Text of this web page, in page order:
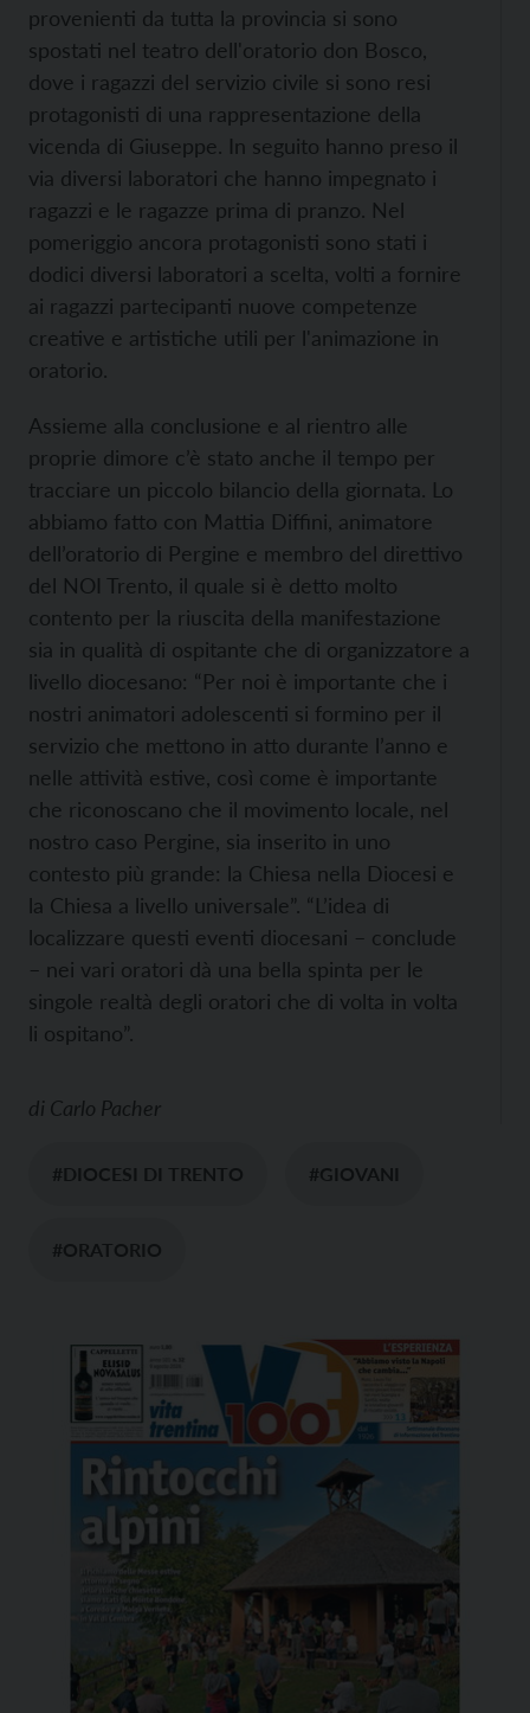
provenienti da tutta la provincia si sono
spostati nel teatro dell'oratorio don Bosco,
dove i ragazzi del servizio civile si sono resi
protagonisti di una rappresentazione della
vicenda di Giuseppe. In seguito hanno preso il
via diversi laboratori che hanno impegnato i
ragazzi e le ragazze prima di pranzo. Nel
pomeriggio ancora protagonisti sono stati i
dodici diversi laboratori a scelta, volti a fornire
ai ragazzi partecipanti nuove competenze
creative e artistiche utili per l'animazione in
oratorio.
Assieme alla conclusione e al rientro alle
proprie dimore c’è stato anche il tempo per
tracciare un piccolo bilancio della giornata. Lo
abbiamo fatto con Mattia Diffini, animatore
dell’oratorio di Pergine e membro del direttivo
del NOI Trento, il quale si è detto molto
contento per la riuscita della manifestazione
sia in qualità di ospitante che di organizzatore a
livello diocesano: “Per noi è importante che i
nostri animatori adolescenti si formino per il
servizio che mettono in atto durante l’anno e
nelle attività estive, così come è importante
che riconoscano che il movimento locale, nel
nostro caso Pergine, sia inserito in uno
contesto più grande: la Chiesa nella Diocesi e
la Chiesa a livello universale”. “L’idea di
localizzare questi eventi diocesani – conclude
– nei vari oratori dà una bella spinta per le
singole realtà degli oratori che di volta in volta
li ospitano”.
di Carlo Pacher
#DIOCESI DI TRENTO #GIOVANI
#ORATORIO